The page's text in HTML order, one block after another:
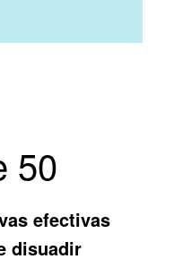
50
efectivas
disuadir